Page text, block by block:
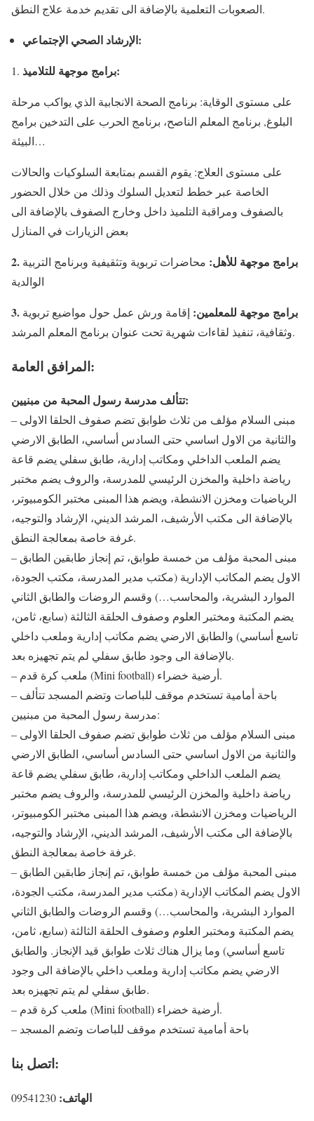
الصعوبات التعلمية بالإضافة الى تقديم خدمة علاج النطق.
الإرشاد الصحي الإجتماعي:
برامج موجهة للتلاميذ:
على مستوى الوقاية: برنامج الصحة الانجابية الذي يواكب مرحلة
البلوغ, برنامج المعلم الناصح، برنامج الحرب على التدخين برامج
البيئة…
على مستوى العلاج: يقوم القسم بمتابعة السلوكيات والحالات
الخاصة عبر خطط لتعديل السلوك وذلك من خلال الحضور
بالصفوف ومراقبة التلميذ داخل وخارج الصفوف بالإضافة الى
بعض الزيارات في المنازل
2. برامج موجهة للأهل: محاضرات تربوية وتثقيفية وبرنامج التربية
الوالدية
3. برامج موجهة للمعلمين: إقامة ورش عمل حول مواضيع تربوية
وثقافية، تنفيذ لقاءات شهرية تحت عنوان برنامج المعلم المرشد.
المرافق العامة:
تتألف مدرسة رسول المحبة من مبنيين:
– مبنى السلام مؤلف من ثلاث طوابق تضم صفوف الحلقا الاولى
والثانية من الاول اساسي حتى السادس أساسي، الطابق الارضي
يضم الملعب الداخلي ومكاتب إدارية، طابق سفلي يضم قاعة
رياضة داخلية والمخزن الرئيسي للمدرسة، والروف يضم مختبر
الرياضيات ومخزن الانشطة، ويضم هذا المبنى مختبر الكومبيوتر،
بالإضافة الى مكتب الأرشيف، المرشد الديني، الإرشاد والتوجيه،
غرفة خاصة بمعالجة النطق.
– مبنى المحبة مؤلف من خمسة طوابق، تم إنجاز طابقين الطابق
الاول يضم المكاتب الإدارية (مكتب مدير المدرسة، مكتب الجودة،
الموارد البشرية، والمحاسب…) وقسم الروضات والطابق الثاني
يضم المكتبة ومختبر العلوم وصفوف الحلقة الثالثة (سابع، ثامن،
تاسع أساسي) والطابق الارضي يضم مكاتب إدارية وملعب داخلي
بالإضافة الى وجود طابق سفلي لم يتم تجهيزه بعد.
– ملعب كرة قدم (Mini football) أرضية خضراء.
– باحة أمامية تستخدم موقف للباصات وتضم المسجد تتألف
مدرسة رسول المحبة من مبنيين:
– مبنى السلام مؤلف من ثلاث طوابق تضم صفوف الحلقا الاولى
والثانية من الاول اساسي حتى السادس أساسي، الطابق الارضي
يضم الملعب الداخلي ومكاتب إدارية، طابق سفلي يضم قاعة
رياضة داخلية والمخزن الرئيسي للمدرسة، والروف يضم مختبر
الرياضيات ومخزن الانشطة، ويضم هذا المبنى مختبر الكومبيوتر،
بالإضافة الى مكتب الأرشيف، المرشد الديني، الإرشاد والتوجيه،
غرفة خاصة بمعالجة النطق.
– مبنى المحبة مؤلف من خمسة طوابق، تم إنجاز طابقين الطابق
الاول يضم المكاتب الإدارية (مكتب مدير المدرسة، مكتب الجودة،
الموارد البشرية، والمحاسب…) وقسم الروضات والطابق الثاني
يضم المكتبة ومختبر العلوم وصفوف الحلقة الثالثة (سابع، ثامن،
تاسع أساسي) وما يزال هناك ثلاث طوابق قيد الإنجاز. والطابق
الارضي يضم مكاتب إدارية وملعب داخلي بالإضافة الى وجود
طابق سفلي لم يتم تجهيزه بعد.
– ملعب كرة قدم (Mini football) أرضية خضراء.
– باحة أمامية تستخدم موقف للباصات وتضم المسجد
اتصل بنا:
الهاتف: